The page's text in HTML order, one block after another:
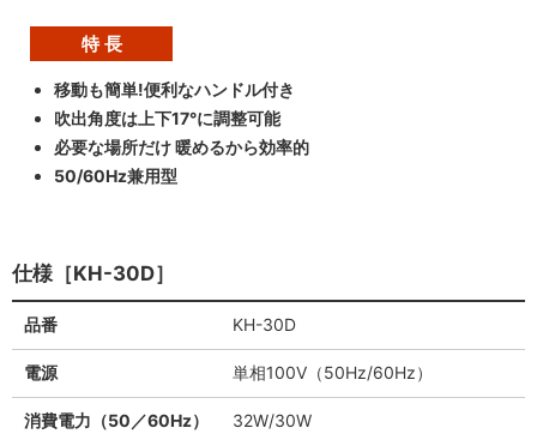
特 長
移動も簡単!便利なハンドル付き
吹出角度は上下17°に調整可能
必要な場所だけ 暖めるから効率的
50/60Hz兼用型
仕様［KH-30D］
品番 KH-30D
電源 単相100V（50Hz/60Hz）
消費電力（50／60Hz） 32W/30W